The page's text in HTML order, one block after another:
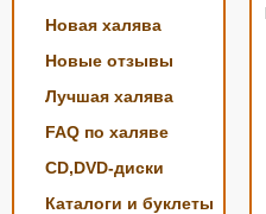
Новая халява
Новые отзывы
Лучшая халява
FAQ по халяве
CD,DVD-диски
Каталоги и буклеты